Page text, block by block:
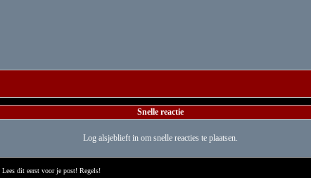
Snelle reactie
Log alsjeblieft in om snelle reacties te plaatsen.
Lees dit eerst voor je post! Regels!